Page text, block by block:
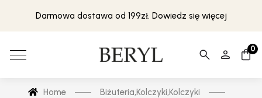
Darmowa dostawa od 199zł. Dowiedz się więcej
0
Home Biżuteria,Kolczyki,Kolczyki